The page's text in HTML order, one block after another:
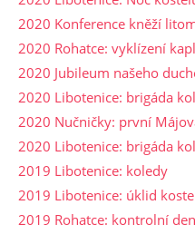
2020 Konference kněží
2020 Rohatce: vyklízení
2020 Jubileum našeho
2020 Libotenice: brigáda
2020 Nučničky: první
2020 Libotenice: brigáda
2019 Libotenice: koledy
2019 Libotenice: úklid
2019 Rohatce: kontrolní